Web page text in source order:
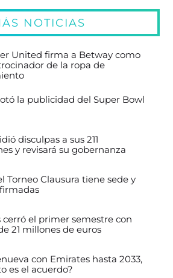
NOTICIAS
United firma a Betway como
de la ropa de
la publicidad del Super Bowl
disculpas a sus 211
y revisará su gobernanza
Torneo Clausura tiene sede y
cerró el primer semestre con
21 millones de euros
con Emirates hasta 2033,
es el acuerdo?